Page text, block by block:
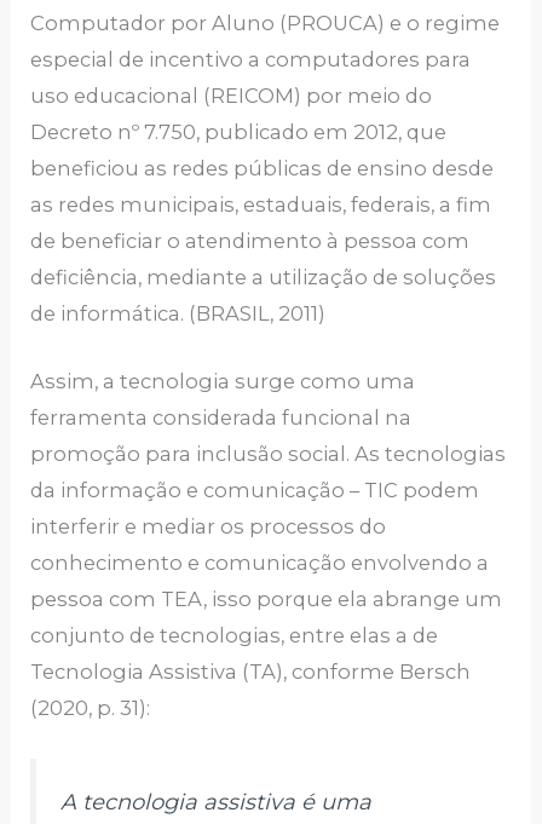
Computador por Aluno (PROUCA) e o regime
especial de incentivo a computadores para
uso educacional (REICOM) por meio do
Decreto nº 7.750, publicado em 2012, que
beneficiou as redes públicas de ensino desde
as redes municipais, estaduais, federais, a fim
de beneficiar o atendimento à pessoa com
deficiência, mediante a utilização de soluções
de informática. (BRASIL, 2011)
Assim, a tecnologia surge como uma
ferramenta considerada funcional na
promoção para inclusão social. As tecnologias
da informação e comunicação – TIC podem
interferir e mediar os processos do
conhecimento e comunicação envolvendo a
pessoa com TEA, isso porque ela abrange um
conjunto de tecnologias, entre elas a de
Tecnologia Assistiva (TA), conforme Bersch
(2020, p. 31):
A tecnologia assistiva é uma